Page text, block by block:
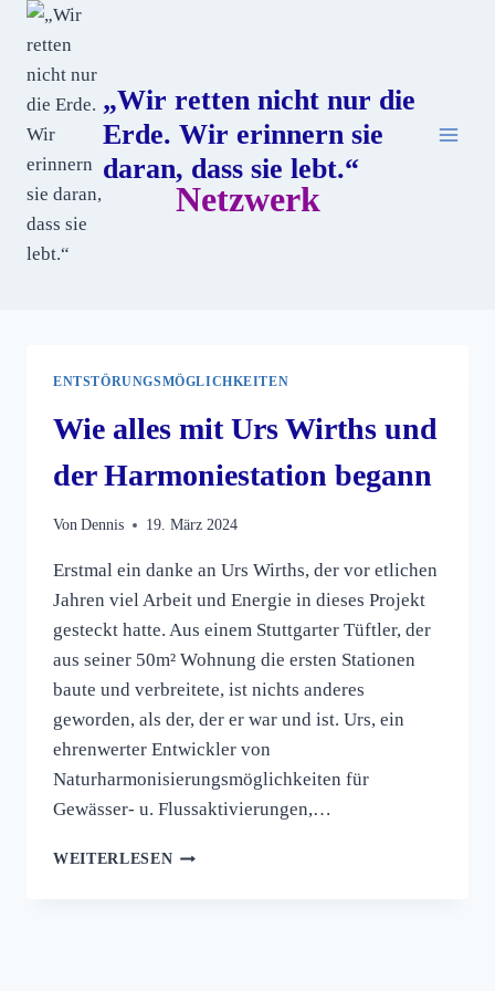
„Wir retten nicht nur die
Erde. Wir erinnern sie
daran, dass sie lebt.“
Netzwerk
ENTSTÖRUNGSMÖGLICHKEITEN
Wie alles mit Urs Wirths und
der Harmoniestation begann
Von Dennis 19. März 2024
Erstmal ein danke an Urs Wirths, der vor etlichen
Jahren viel Arbeit und Energie in dieses Projekt
gesteckt hatte. Aus einem Stuttgarter Tüftler, der
aus seiner 50m² Wohnung die ersten Stationen
baute und verbreitete, ist nichts anderes
geworden, als der, der er war und ist. Urs, ein
ehrenwerter Entwickler von
Naturharmonisierungsmöglichkeiten für
Gewässer- u. Flussaktivierungen,…
WEITERLESEN